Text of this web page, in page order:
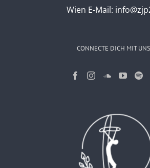
Wien E-Mail:
CONNECTE DICH MIT